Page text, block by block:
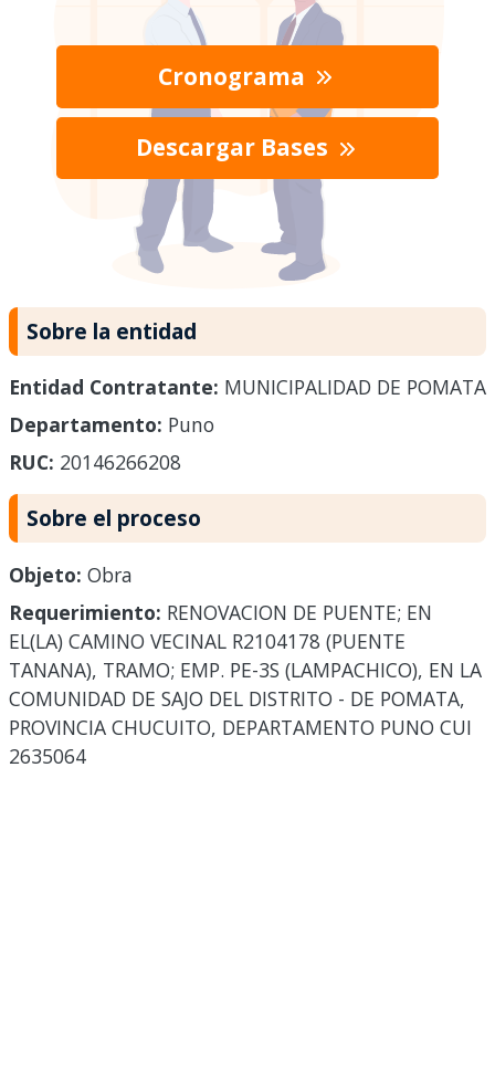
Cronograma
Descargar Bases
Sobre la entidad
Entidad Contratante: MUNICIPALIDAD DE POMATA
Departamento: Puno
RUC: 20146266208
Sobre el proceso
Objeto: Obra
Requerimiento: RENOVACION DE PUENTE; EN
EL(LA) CAMINO VECINAL R2104178 (PUENTE
TANANA), TRAMO; EMP. PE-3S (LAMPACHICO), EN LA
COMUNIDAD DE SAJO DEL DISTRITO - DE POMATA,
PROVINCIA CHUCUITO, DEPARTAMENTO PUNO CUI
2635064